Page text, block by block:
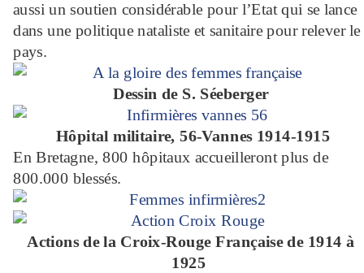
aussi un soutien considérable pour l’Etat qui se lance
dans une politique nataliste et sanitaire pour relever le
pays.
Dessin de S. Séeberger
Hôpital militaire, 56-Vannes 1914-1915
En Bretagne, 800 hôpitaux accueilleront plus de
800.000 blessés.
Actions de la Croix-Rouge Française de 1914 à
1925